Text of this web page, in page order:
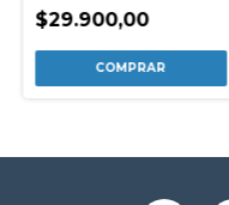
$29.900,00